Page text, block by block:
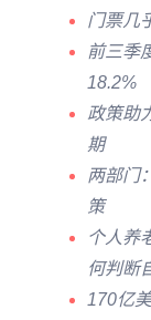
门票几
前三季
18.2%
政策助
期
两部门
策
个人养
何判断
170亿